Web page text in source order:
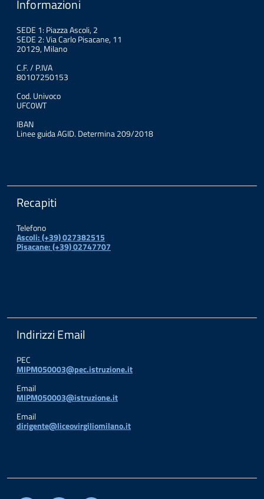
Informazioni
SEDE 1: Piazza Ascoli, 2
SEDE 2: Via Carlo Pisacane, 11
20129, Milano
C.F. / P.IVA
80107250153
Cod. Univoco
UFC0WT
IBAN
Linee guida AGID. Determina 209/2018
Recapiti
Telefono
Ascoli: (+39) 027382515
Pisacane: (+39) 02747707
Indirizzi Email
PEC
MIPM050003@pec.istruzione.it
Email
MIPM050003@istruzione.it
Email
dirigente@liceovirgiliomilano.it